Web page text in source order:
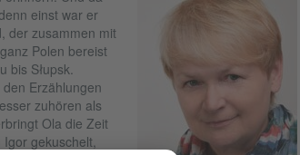
einst war er
der zusammen mit
Polen bereist
bis Słupsk.
Erzählungen
zuhören als
Ola die Zeit
gekuschelt,